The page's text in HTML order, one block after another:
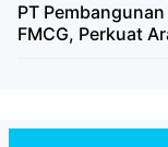
PT
FMCG, Perkuat